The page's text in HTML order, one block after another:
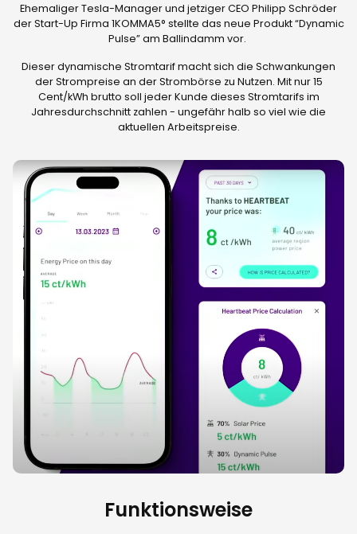
Ehemaliger Tesla-Manager und jetziger CEO Philipp Schröder
der Start-Up Firma 1KOMMA5° stellte das neue Produkt “Dynamic
Pulse” am Ballindamm vor.
Dieser dynamische Stromtarif macht sich die Schwankungen
der Strompreise an der Strombörse zu Nutzen. Mit nur 15
Cent/kWh brutto soll jeder Kunde dieses Stromtarifs im
Jahresdurchschnitt zahlen - ungefähr halb so viel wie die
aktuellen Arbeitspreise.
Funktionsweise